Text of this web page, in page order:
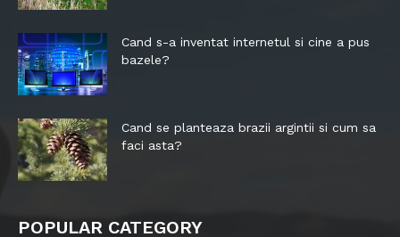
Cand s-a inventat internetul si cine a pus
bazele?
Cand se planteaza brazii argintii si cum sa
faci asta?
POPULAR CATEGORY